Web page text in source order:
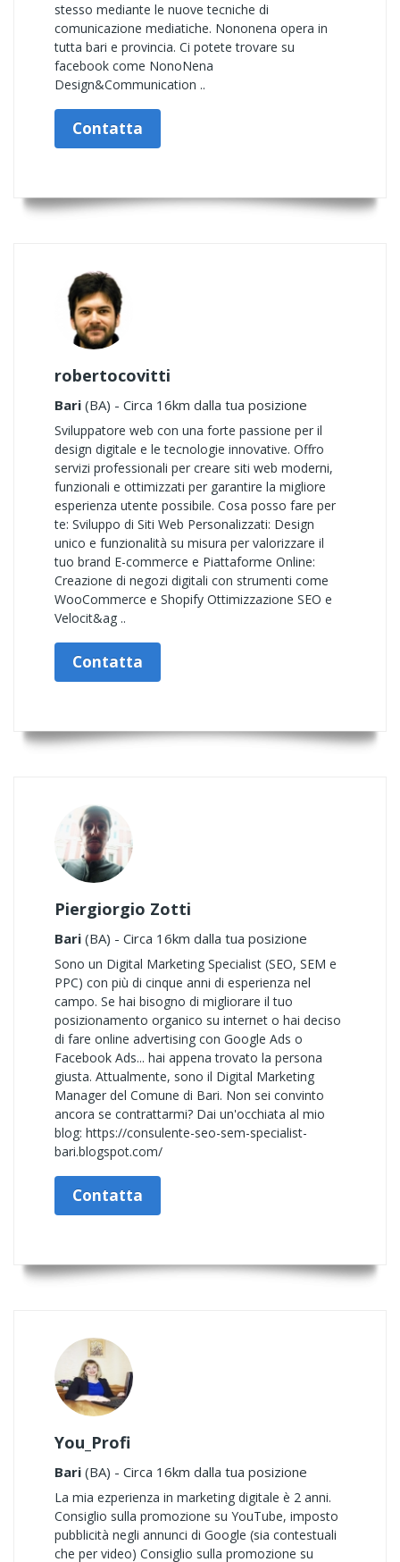
stesso mediante le nuove tecniche di
comunicazione mediatiche. Nononena opera in
tutta bari e provincia. Ci potete trovare su
facebook come NonoNena
Design&Communication ..
Contatta
robertocovitti
Bari (BA) - Circa 16km dalla tua posizione
Sviluppatore web con una forte passione per il
design digitale e le tecnologie innovative. Offro
servizi professionali per creare siti web moderni,
funzionali e ottimizzati per garantire la migliore
esperienza utente possibile. Cosa posso fare per
te: Sviluppo di Siti Web Personalizzati: Design
unico e funzionalità su misura per valorizzare il
tuo brand E-commerce e Piattaforme Online:
Creazione di negozi digitali con strumenti come
WooCommerce e Shopify Ottimizzazione SEO e
Velocit&ag ..
Contatta
Piergiorgio Zotti
Bari (BA) - Circa 16km dalla tua posizione
Sono un Digital Marketing Specialist (SEO, SEM e
PPC) con più di cinque anni di esperienza nel
campo. Se hai bisogno di migliorare il tuo
posizionamento organico su internet o hai deciso
di fare online advertising con Google Ads o
Facebook Ads... hai appena trovato la persona
giusta. Attualmente, sono il Digital Marketing
Manager del Comune di Bari. Non sei convinto
ancora se contrattarmi? Dai un'occhiata al mio
blog: https://consulente-seo-sem-specialist-
bari.blogspot.com/
Contatta
You_Profi
Bari (BA) - Circa 16km dalla tua posizione
La mia ezperienza in marketing digitale è 2 anni.
Consiglio sulla promozione su YouTube, imposto
pubblicità negli annunci di Google (sia contestuali
che per video) Consiglio sulla promozione su